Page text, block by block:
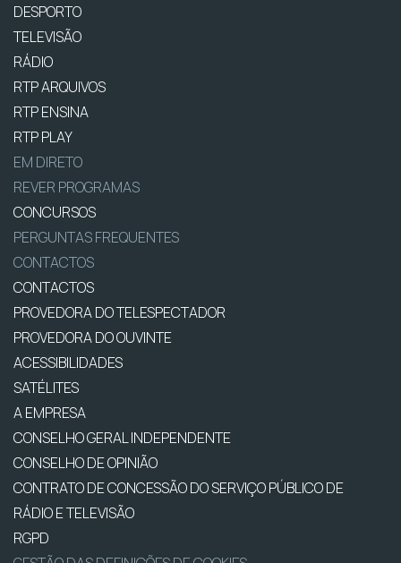
DESPORTO
TELEVISÃO
RÁDIO
RTP ARQUIVOS
RTP ENSINA
RTP PLAY
EM DIRETO
REVER PROGRAMAS
CONCURSOS
PERGUNTAS FREQUENTES
CONTACTOS
CONTACTOS
PROVEDORA DO TELESPECTADOR
PROVEDORA DO OUVINTE
ACESSIBILIDADES
SATÉLITES
A EMPRESA
CONSELHO GERAL INDEPENDENTE
CONSELHO DE OPINIÃO
CONTRATO DE CONCESSÃO DO SERVIÇO PÚBLICO DE
RÁDIO E TELEVISÃO
RGPD